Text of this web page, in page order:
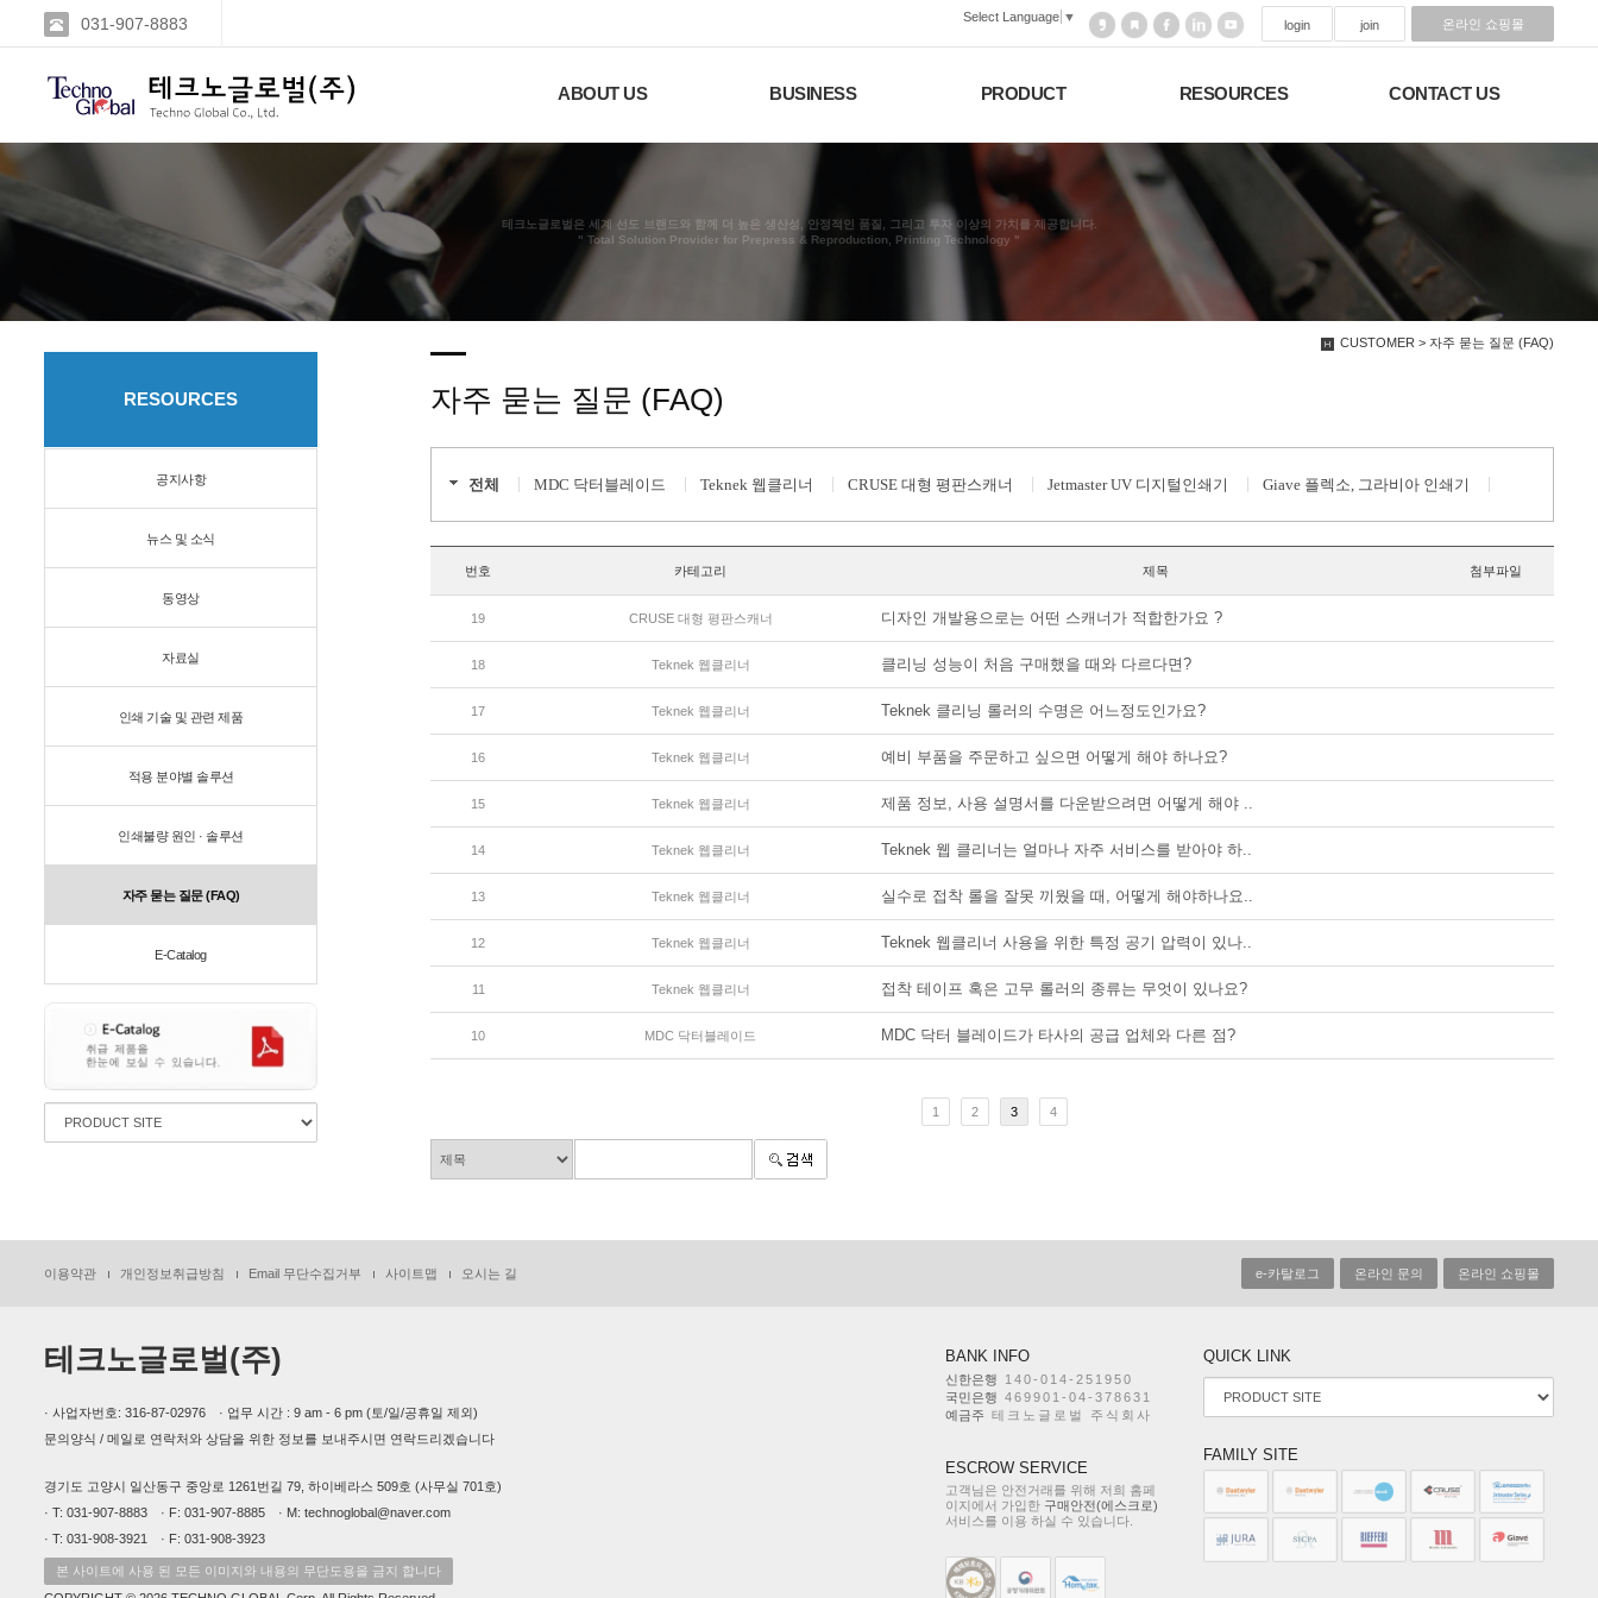
031-907-8883 Select Language ▼
login join 온라인 쇼핑몰
ABOUT US BUSINESS PRODUCT RESOURCES CONTACT US
테크노글로벌은 세계 선도 브랜드와 함께 더 높은 생산성, 안정적인 품질, 그리고 투자 이상의 가치를 제공합니다.
" Total Solution Provider for Prepress & Reproduction, Printing Technology "
CUSTOMER > 자주 묻는 질문 (FAQ)
RESOURCES
공지사항
뉴스 및 소식
동영상
자료실
인쇄 기술 및 관련 제품
적용 분야별 솔루션
인쇄불량 원인 · 솔루션
자주 묻는 질문 (FAQ)
E-Catalog
자주 묻는 질문 (FAQ)
전체 MDC 닥터블레이드 Teknek 웹클리너 CRUSE 대형 평판스캐너 Jetmaster UV 디지털인쇄기 Giave 플렉소, 그라비아 인쇄기
번호 카테고리 제목 첨부파일
19 CRUSE 대형 평판스캐너 디자인 개발용으로는 어떤 스캐너가 적합한가요 ?
18 Teknek 웹클리너 클리닝 성능이 처음 구매했을 때와 다르다면?
17 Teknek 웹클리너 Teknek 클리닝 롤러의 수명은 어느정도인가요?
16 Teknek 웹클리너 예비 부품을 주문하고 싶으면 어떻게 해야 하나요?
15 Teknek 웹클리너 제품 정보, 사용 설명서를 다운받으려면 어떻게 해야 ..
14 Teknek 웹클리너 Teknek 웹 클리너는 얼마나 자주 서비스를 받아야 하..
13 Teknek 웹클리너 실수로 접착 롤을 잘못 끼웠을 때, 어떻게 해야하나요..
12 Teknek 웹클리너 Teknek 웹클리너 사용을 위한 특정 공기 압력이 있나..
11 Teknek 웹클리너 접착 테이프 혹은 고무 롤러의 종류는 무엇이 있나요?
10 MDC 닥터블레이드 MDC 닥터 블레이드가 타사의 공급 업체와 다른 점?
1 2 3 4
이용약관 개인정보취급방침 Email 무단수집거부 사이트맵 오시는 길 e-카탈로그 온라인 문의 온라인 쇼핑몰
테크노글로벌(주)
· 사업자번호: 316-87-02976 · 업무 시간 : 9 am - 6 pm (토/일/공휴일 제외)
문의양식 / 메일로 연락처와 상담을 위한 정보를 보내주시면 연락드리겠습니다
경기도 고양시 일산동구 중앙로 1261번길 79, 하이베라스 509호 (사무실 701호)
· T: 031-907-8883 · F: 031-907-8885 · M: technoglobal@naver.com
· T: 031-908-3921 · F: 031-908-3923
본 사이트에 사용 된 모든 이미지와 내용의 무단도용을 금지 합니다
QUICK LINK
FAMILY SITE
BANK INFO
신한은행
140-014-251950
국민은행 469901-04-378631
예금주 테크노글로벌 주식회사
ESCROW SERVICE
고객님은 안전거래를 위해 저희 홈페
이지에서 가입한 구매안전(에스크로)
서비스를 이용 하실 수 있습니다.